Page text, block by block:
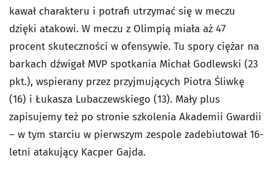
kawał charakteru i potrafi utrzymać się w meczu
dzięki atakowi. W meczu z Olimpią miała aż 47
procent skuteczności w ofensywie. Tu spory ciężar na
barkach dźwigał MVP spotkania Michał Godlewski (23
pkt.), wspierany przez przyjmujących Piotra Śliwkę
(16) i Łukasza Lubaczewskiego (13). Mały plus
zapisujemy też po stronie szkolenia Akademii Gwardii
– w tym starciu w pierwszym zespole zadebiutował 16-
letni atakujący Kacper Gajda.